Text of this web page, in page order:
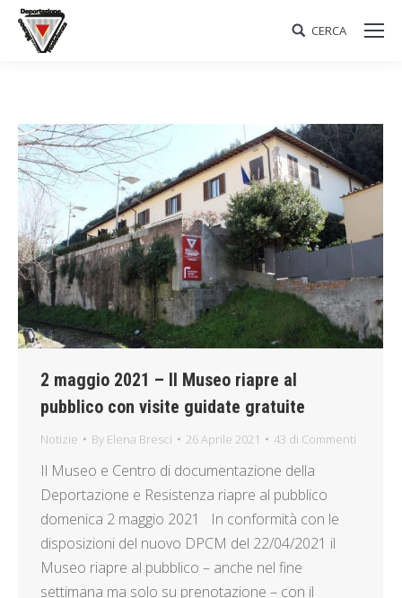
Search:
CERCA
2 maggio 2021 – Il Museo riapre al
pubblico con visite guidate gratuite
Notizie By Elena Bresci 26 Aprile 2021 43 di Commenti
Il Museo e Centro di documentazione della
Deportazione e Resistenza riapre al pubblico
domenica 2 maggio 2021 In conformità con le
disposizioni del nuovo DPCM del 22/04/2021 il
Museo riapre al pubblico – anche nel fine
settimana ma solo su prenotazione – con il